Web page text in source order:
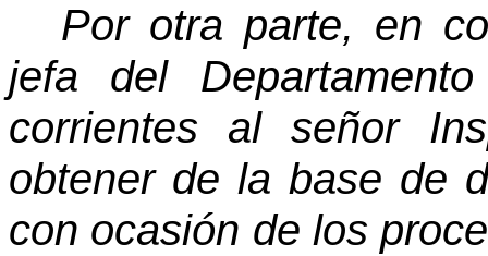
Por otra parte, en
jefa del
corrientes al señor
obtener de la base de
con ocasión de los